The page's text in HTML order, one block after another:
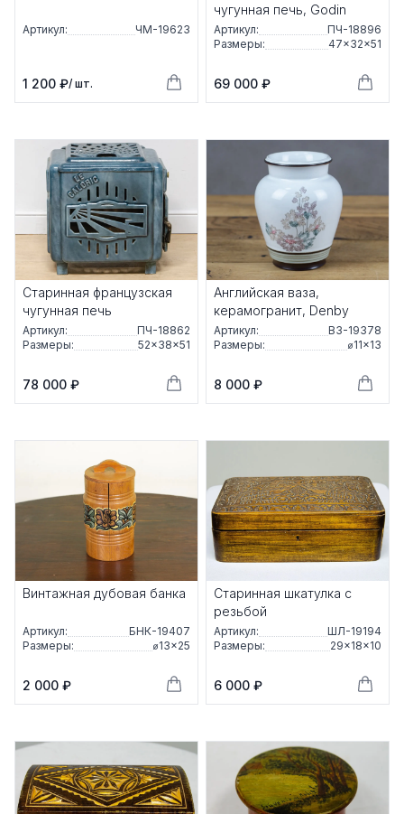
Артикул: ЧМ-19623
1 200 ₽/ шт.
чугунная печь, Godin
Артикул:
ПЧ-18896
Размеры:
47×32×51
69 000 ₽
Старинная французская
чугунная печь
Артикул:
ПЧ-18862
Размеры:
52×38×51
78 000 ₽
Английская ваза,
керамогранит, Denby
Артикул:
ВЗ-19378
Размеры:
⌀11×13
8 000 ₽
Винтажная дубовая банка
Артикул:
БНК-19407
Размеры:
⌀13×25
2 000 ₽
Старинная шкатулка с
резьбой
Артикул:
ШЛ-19194
Размеры:
29×18×10
6 000 ₽